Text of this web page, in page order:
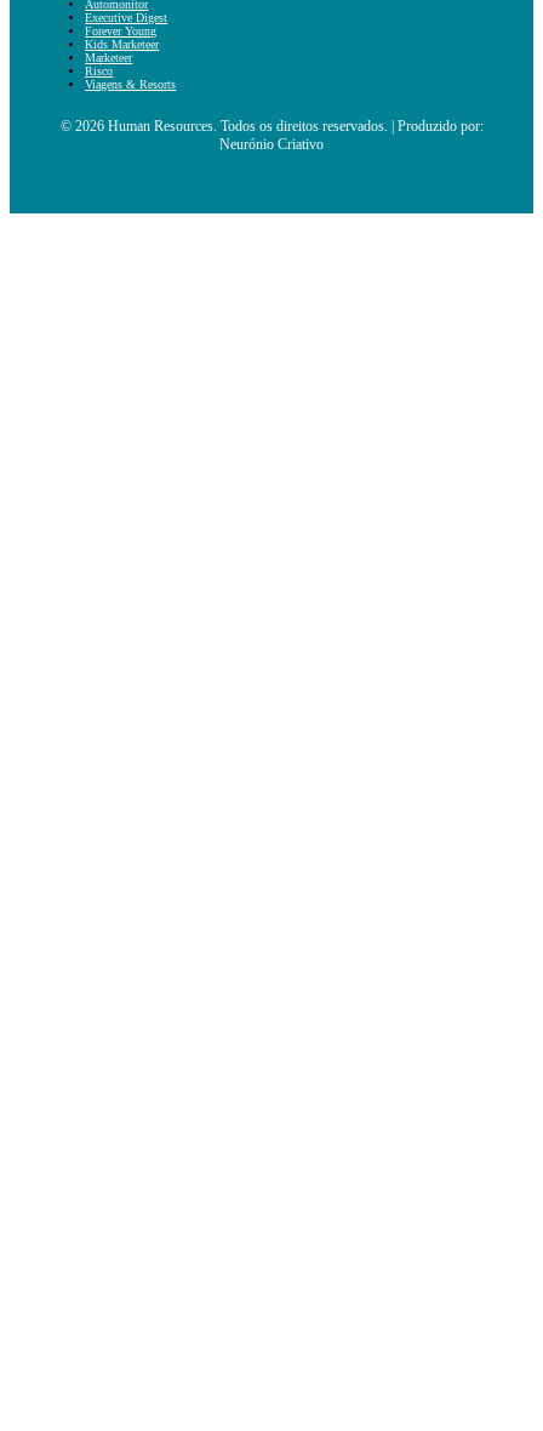
Automonitor
Executive Digest
Forever Young
Kids Marketeer
Marketeer
Risco
Viagens & Resorts
© 2026 Human Resources. Todos os direitos reservados. | Produzido por:
Neurónio Criativo